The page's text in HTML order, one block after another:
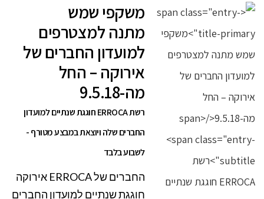
משקפי שמש
מתנה למצטרפים
למועדון החברים של
אירוקה – החל
מה-9.5.18
רשת ERROCA חוגגת שנתיים למועדון
החברים שלה ויוצאת במבצע מטורף -
לשבוע בלבד
החברים של ERROCA אירוקה
חוגגת שנתיים למועדון החברים